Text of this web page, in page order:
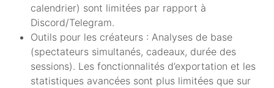
calendrier) sont limitées par rapport à
Discord/Telegram.
Outils pour les créateurs : Analyses de base
(spectateurs simultanés, cadeaux, durée des
sessions). Les fonctionnalités d’exportation et les
statistiques avancées sont plus limitées que sur